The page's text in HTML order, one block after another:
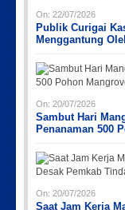
On: 22/07/2026
Publik Curigai
Menggantung
On: 20/07/2026
Sambut Hari
Penanaman 500
On: 20/07/2026
Saat Jam Kerja